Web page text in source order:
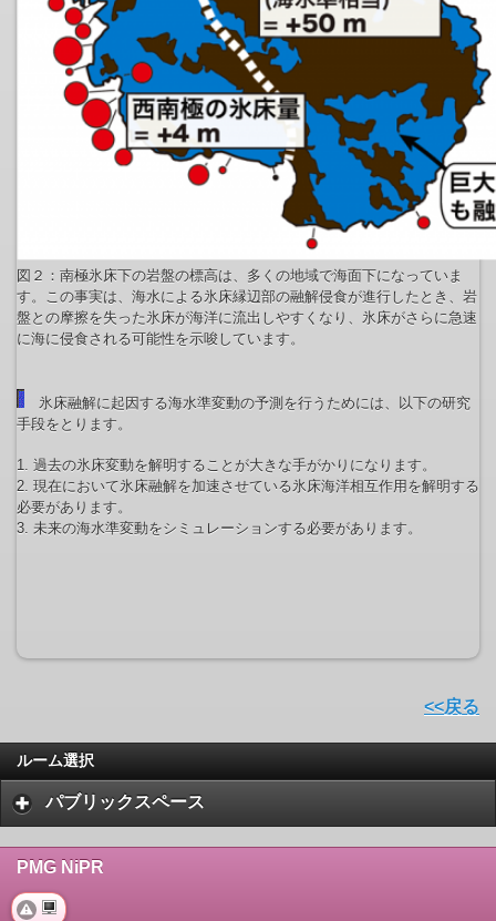
図２：南極氷床下の岩盤の標高は、多くの地域で海面下になっていま
す。この事実は、海水による氷床縁辺部の融解侵食が進行したとき、岩
盤との摩擦を失った氷床が海洋に流出しやすくなり、氷床がさらに急速
に海に侵食される可能性を示唆しています。
氷床融解に起因する海水準変動の予測を行うためには、以下の研究
手段をとります。
1. 過去の氷床変動を解明することが大きな手がかりになります。
2. 現在において氷床融解を加速させている氷床海洋相互作用を解明する
必要があります。
3. 未来の海水準変動をシミュレーションする必要があります。
<<戻る
ルーム選択
パブリックスペース
PMG NiPR